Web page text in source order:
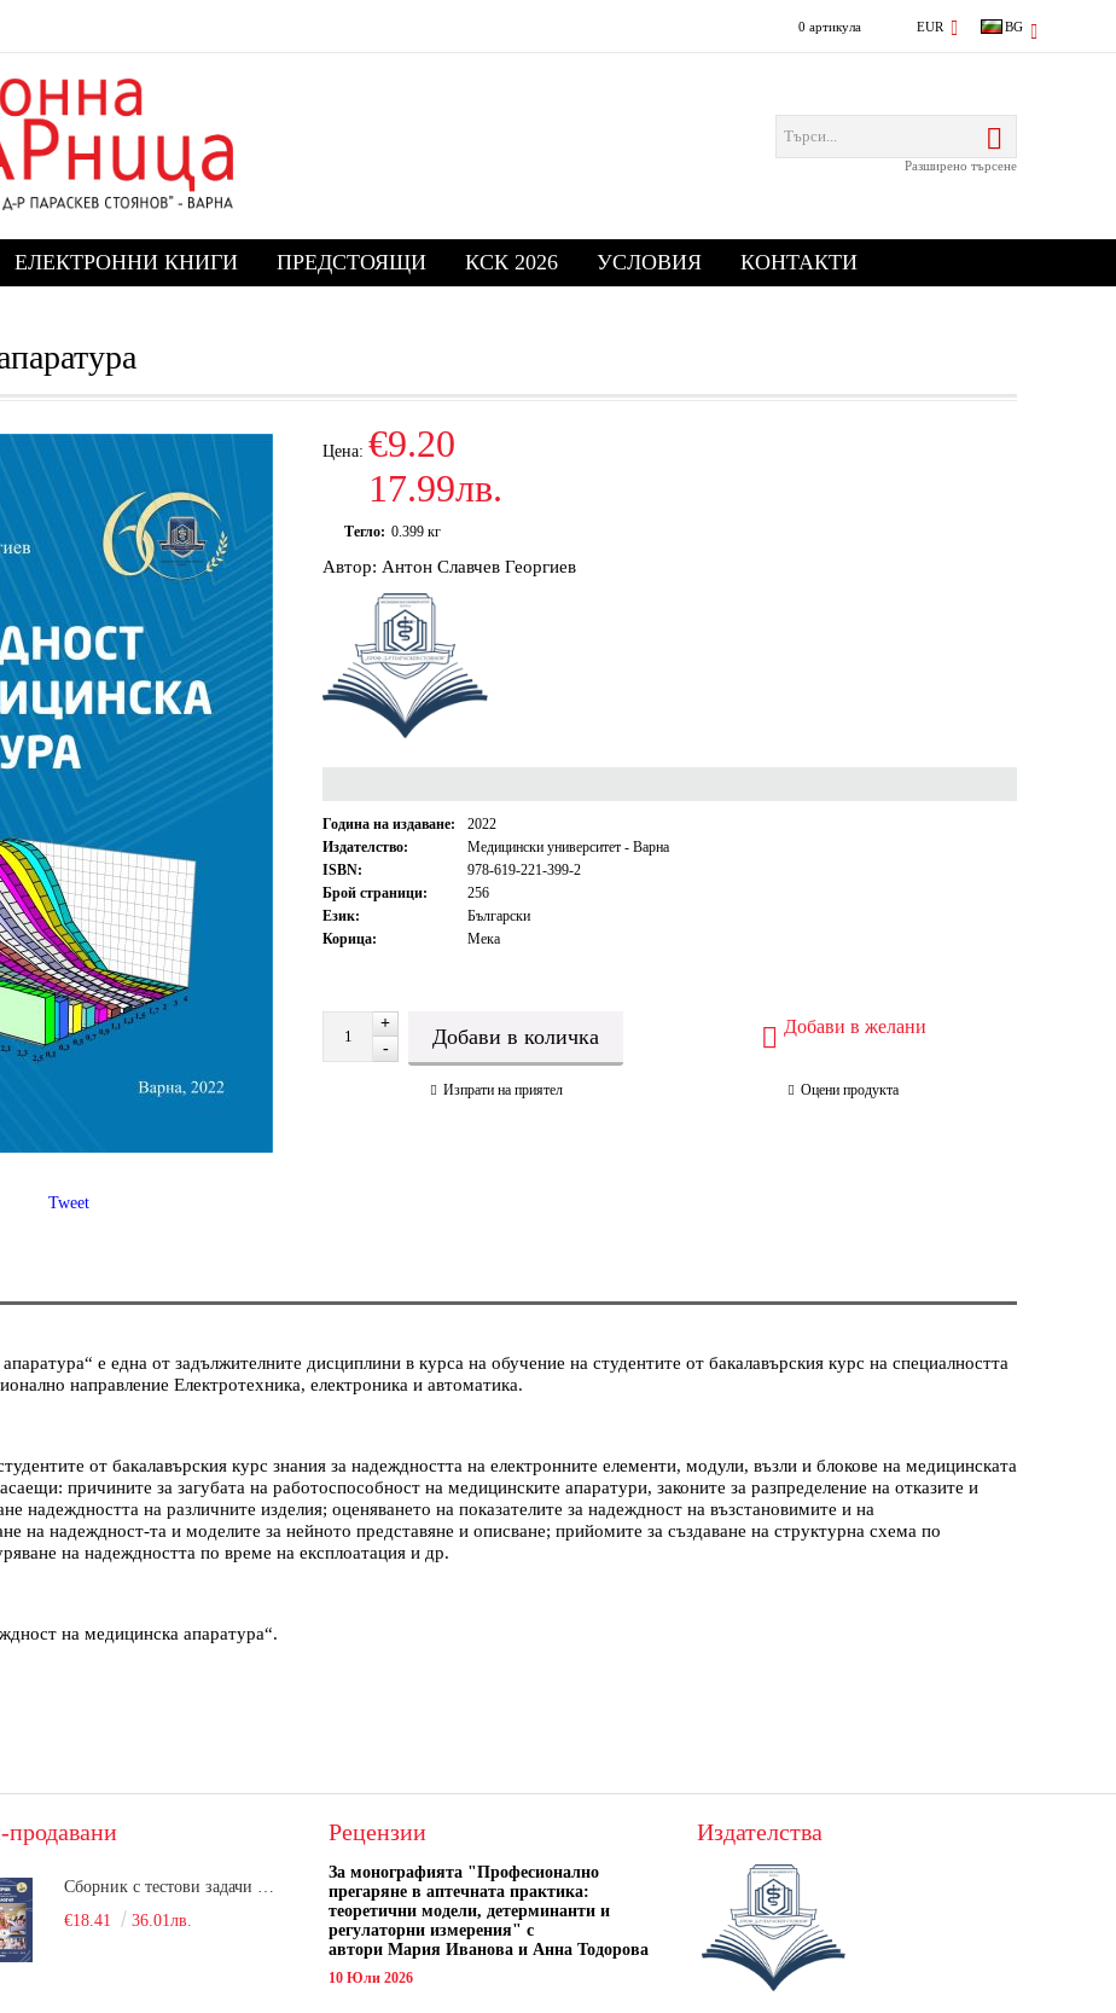
0 артикула EUR BG
Разширено търсене
ЕЛЕКТРОННИ КНИГИ ПРЕДСТОЯЩИ КСК 2026 УСЛОВИЯ КОНТАКТИ
Цена: €9.20
17.99лв.
Тегло: 0.399 кг
Автор: Антон Славчев Георгиев
Година на издаване:
2022
Издателство:
Медицински университет - Варна
ISBN:
978-619-221-399-2
Брой страници:
256
Език:
Български
Корица:
Мека
+
-
Добави в желани
Изпрати на приятел Оцени продукта
Tweet
е една от задължителните дисциплини в курса на обучение на студентите от бакалавърския курс на специалността
направление Електротехника, електроника и автоматика.
от бакалавърския курс знания за надеждността на електронните елементи, модули, възли и блокове на медицинската
причините за загубата на работоспособност на медицинските апаратури, законите за разпределение на отказите и
надеждността на различните изделия; оценяването на показателите за надеждност на възстановимите и на
на надеждност-та и моделите за нейното представяне и описване; прийомите за създаване на структурна схема по
на надеждността по време на експлоатация и др.
на медицинска апаратура“.
Сборник с тестови задачи за кандидатстудентски изпит по биология върху учебния материал за задължителна и профилирана подготовка, изучаван в средния курс на обучение. Част 1
€18.41
36.01лв.
Рецензии
За монографията "Професионално
прегаряне в аптечната практика:
теоретични модели, детерминанти и
регулаторни измерения" с
автори Мария Иванова и Анна Тодорова
10 Юли 2026
Издателства